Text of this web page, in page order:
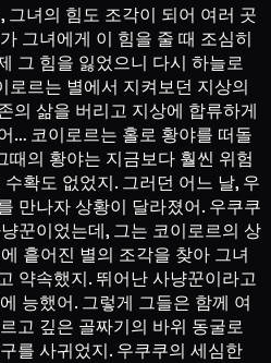
그녀의 힘도 조각이 되어 여러 곳
그녀에게 이 힘을 줄 때 조심히
그 힘을 잃었으니 다시 하늘로
로르는 별에서 지켜보던 지상의
의 삶을 버리고 지상에 합류하게
… 코이로르는 홀로 황야를 떠돌
의 황야는 지금보다 훨씬 위험
확도 없었지. 그러던 어느 날, 우
만나자 상황이 달라졌어. 우쿠쿠
꾼이었는데, 그는 코이로르의 상
흩어진 별의 조각을 찾아 그녀
약속했지. 뛰어난 사냥꾼이라고
능했어. 그렇게 그들은 함께 여
고 깊은 골짜기의 바위 동굴로
를 사귀었지. 우쿠쿠의 세심한